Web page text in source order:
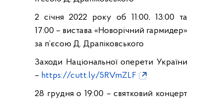
2 січня 2022 року об 11:00, 13:00 та
17:00 – вистава «Новорічний гармидер»
за п’єсою Д. Драпіковського
Заходи Національної оперети України
– https://cutt.ly/5RVmZLF
28 грудня о 19:00 – святковий концерт